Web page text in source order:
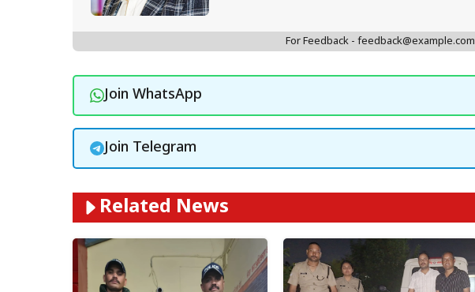
For Feedback - feedback@example.com
Join WhatsApp
Join Telegram
Related News